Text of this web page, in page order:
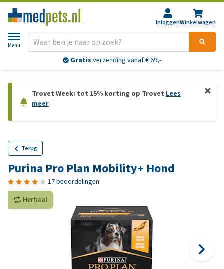
InloggenWinkelwagen
Menu
Gratis verzending vanaf € 69,-
Trovet Week: tot 15% korting op Trovet Lees
meer
Terug
Purina Pro Plan Mobility+ Hond
17 beoordelingen
Herhaal